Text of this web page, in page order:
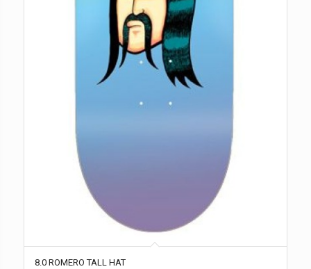
8.0 ROMERO TALL HAT